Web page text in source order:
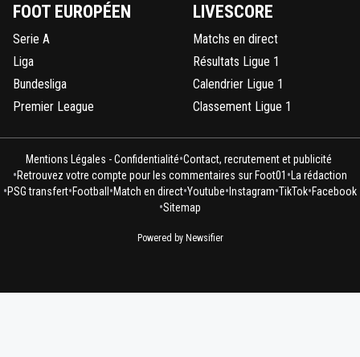
FOOT EUROPÉEN
Serie A
Liga
Bundesliga
Premier League
LIVESCORE
Matchs en direct
Résultats Ligue 1
Calendrier Ligue 1
Classement Ligue 1
Mentions Légales - Confidentialité•Contact, recrutement et publicité
•Retrouvez votre compte pour les commentaires sur Foot01 • La rédaction
•PSG transfert•Football •Match en direct•Youtube• Instagram•TikTok•Facebook
•Sitemap
Powered by Newsifier